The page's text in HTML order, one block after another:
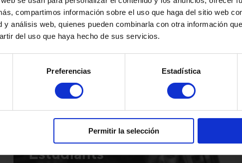
compartimos información sobre el uso que haga del sitio web
y análisis web, quienes pueden combinarla con otra información
del uso que haya hecho de sus servicios.
Preferencias Estadística
Permitir la selección
Alfons II, 8
Cappont
VEURE DETALLS
Avinguda
VISITAR ARA
Estudiants